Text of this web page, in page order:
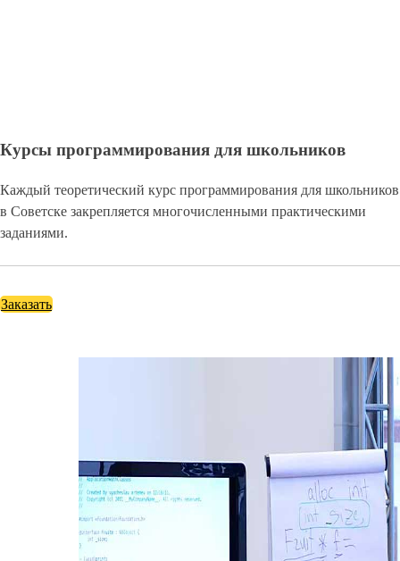
Курсы программирования для школьников
Каждый теоретический курс программирования для школьников
в Советске закрепляется многочисленными практическими
заданиями.
Заказать